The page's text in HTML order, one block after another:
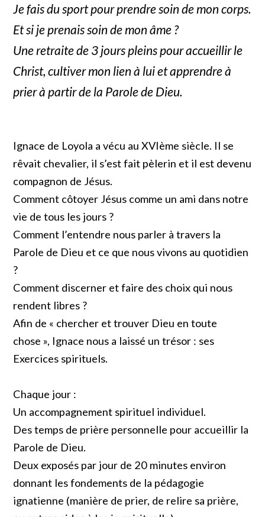
Je fais du sport pour prendre soin de mon corps.
Et si je prenais soin de mon âme ?
Une retraite de 3 jours pleins pour accueillir le
Christ, cultiver mon lien à lui et apprendre à
prier à partir de la Parole de Dieu.
Ignace de Loyola a vécu au XVIème siècle. Il se
rêvait chevalier, il s’est fait pèlerin et il est devenu
compagnon de Jésus.
Comment côtoyer Jésus comme un ami dans notre
vie de tous les jours ?
Comment l’entendre nous parler à travers la
Parole de Dieu et ce que nous vivons au quotidien
?
Comment discerner et faire des choix qui nous
rendent libres ?
Afin de « chercher et trouver Dieu en toute
chose », Ignace nous a laissé un trésor : ses
Exercices spirituels.
Chaque jour :
Un accompagnement spirituel individuel.
Des temps de prière personnelle pour accueillir la
Parole de Dieu.
Deux exposés par jour de 20 minutes environ
donnant les fondements de la pédagogie
ignatienne (manière de prier, de relire sa prière,